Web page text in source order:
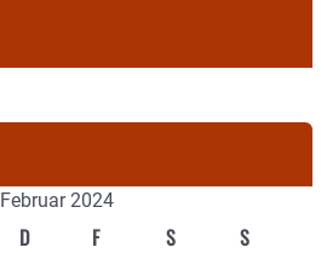
Februar 2024
D F S S